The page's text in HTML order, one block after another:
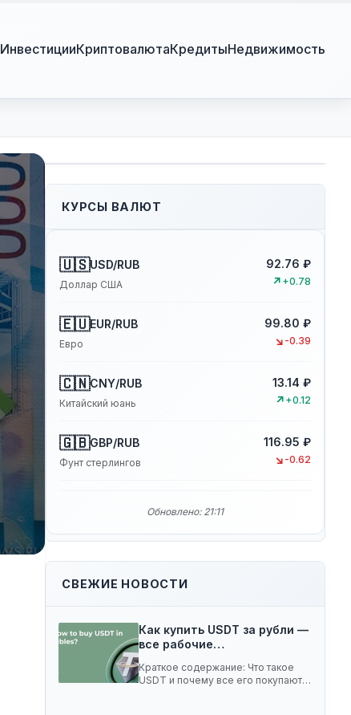
ИнвестицииКриптовалютаКредитыНедвижимость
КУРСЫ ВАЛЮТ
🇺🇸USD/RUB
Доллар США
92.76 ₽
↗ +0.78
🇪🇺EUR/RUB
Евро
99.80 ₽
↘ -0.39
🇨🇳CNY/RUB
Китайский юань
13.14 ₽
↗ +0.12
🇬🇧GBP/RUB
Фунт стерлингов
116.95 ₽
↘ -0.62
Обновлено: 21:11
СВЕЖИЕ НОВОСТИ
Как купить USDT за рубли —
все рабочие…
Краткое содержание: Что такое
USDT и почему все его покупают 5